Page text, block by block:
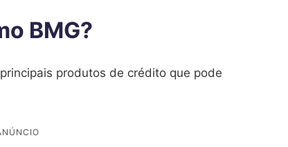
BMG?
produtos de crédito que pode